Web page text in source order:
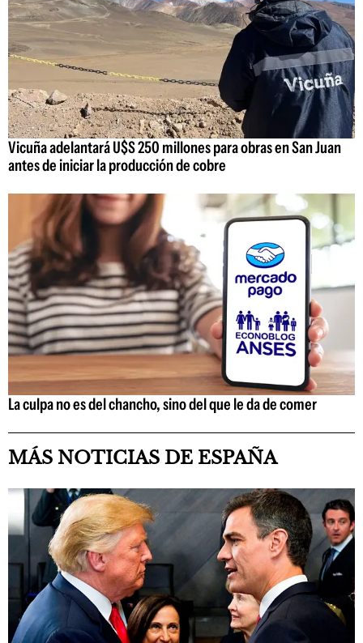
Vicuña adelantará U$S 250 millones para obras en San Juan
antes de iniciar la producción de cobre
La culpa no es del chancho, sino del que le da de comer
MÁS NOTICIAS DE ESPAÑA